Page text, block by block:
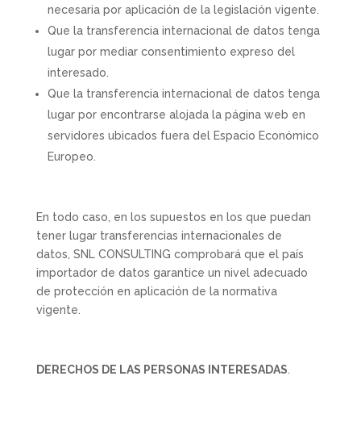
necesaria por aplicación de la legislación vigente.
Que la transferencia internacional de datos tenga
lugar por mediar consentimiento expreso del
interesado.
Que la transferencia internacional de datos tenga
lugar por encontrarse alojada la página web en
servidores ubicados fuera del Espacio Económico
Europeo.
En todo caso, en los supuestos en los que puedan
tener lugar transferencias internacionales de
datos, SNL CONSULTING comprobará que el país
importador de datos garantice un nivel adecuado
de protección en aplicación de la normativa
vigente.
DERECHOS DE LAS PERSONAS INTERESADAS